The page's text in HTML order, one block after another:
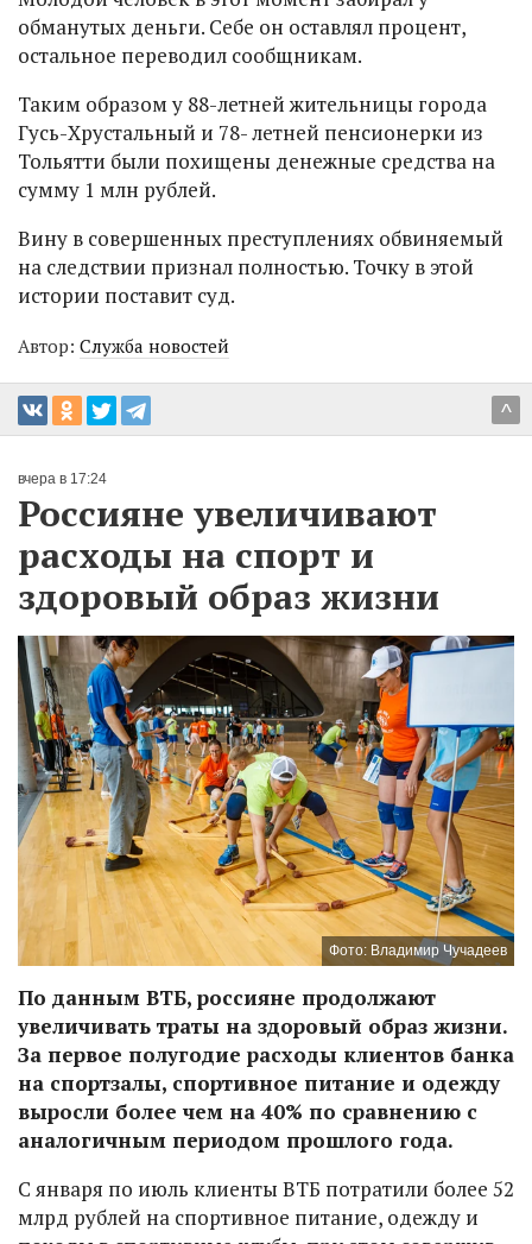
обманутых деньги. Себе он оставлял процент,
остальное переводил сообщникам.
Таким образом у 88-летней жительницы города
Гусь-Хрустальный и 78- летней пенсионерки из
Тольятти были похищены денежные средства на
сумму 1 млн рублей.
Вину в совершенных преступлениях обвиняемый
на следствии признал полностью. Точку в этой
истории поставит суд.
Автор: Служба новостей
^
вчера в 17:24
Россияне увеличивают
расходы на спорт и
здоровый образ жизни
Фото: Владимир Чучадеев
По данным ВТБ, россияне продолжают
увеличивать траты на здоровый образ жизни.
За первое полугодие расходы клиентов банка
на спортзалы, спортивное питание и одежду
выросли более чем на 40% по сравнению с
аналогичным периодом прошлого года.
С января по июль клиенты ВТБ потратили более 52
млрд рублей на спортивное питание, одежду и